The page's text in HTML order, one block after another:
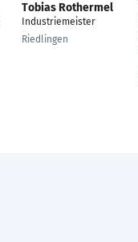
Tobias Rothermel
Industriemeister
Riedlingen